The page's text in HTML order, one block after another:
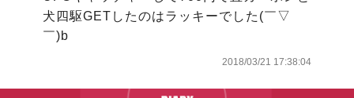
犬四駆GETしたのはラッキーでした(￣▽
￣)b
2018/03/21 17:38:04